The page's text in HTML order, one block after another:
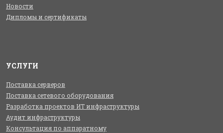
Новости
Дипломы и сертификаты
УСЛУГИ
Поставка серверов
Поставка сетевого оборудования
Разработка проектов ИТ инфраструктуры
Аудит инфраструктуры
Консультация по аппаратному